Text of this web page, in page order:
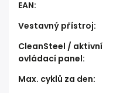
EAN:
Vestavný přístroj:
CleanSteel / aktivní
ovládací panel:
Max. cyklů za den: